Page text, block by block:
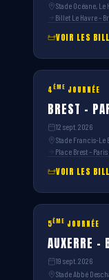
Stade Océane, Le
Billet Le Havre –
VOIR LES
4ÈME JOURNÉE
BREST –
12 sept. 2026
Stade Francis-Le
Place Brest – Paris
VOIR LES
5ÈME JOURNÉE
AUXERRE –
19 sept. 2026
Stade Abbé